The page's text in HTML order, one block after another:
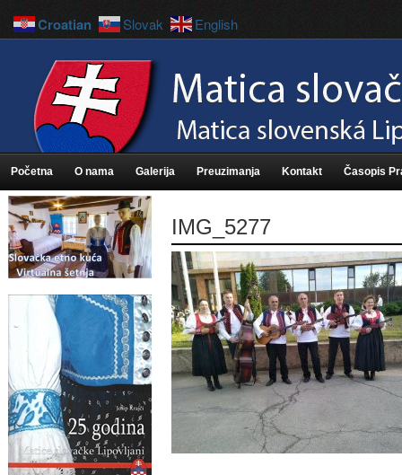
Početna O nama Galerija Preuzimanja Kontakt Časopis
IMG_5277
Croatian Slovak English